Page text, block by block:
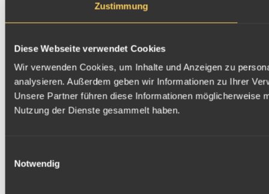
Zustimmung
Diese Webseite verwendet Cookies
Wir verwenden Cookies, um Inhalte und Anzeigen zu
analysieren. Außerdem geben wir Informationen zu Ihrer
Unsere Partner führen diese Informationen möglicherweise
Nutzung der Dienste gesammelt haben.
Notwendig